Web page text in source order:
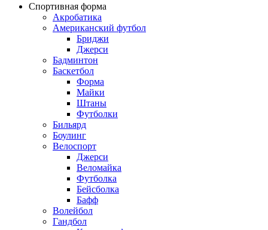
Спортивная форма
Акробатика
Американский футбол
Бриджи
Джерси
Бадминтон
Баскетбол
Форма
Майки
Штаны
Футболки
Бильярд
Боулинг
Велоспорт
Джерси
Веломайка
Футболка
Бейсболка
Бафф
Волейбол
Гандбол